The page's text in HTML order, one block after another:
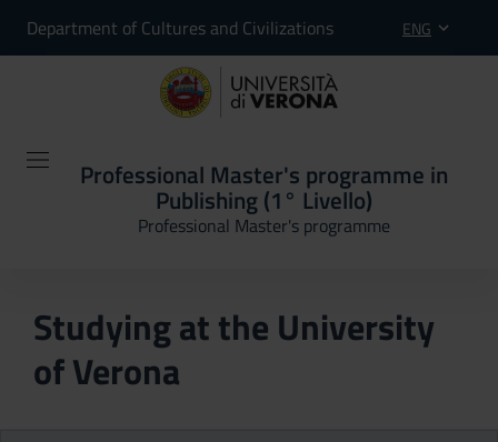
Department of Cultures and Civilizations ENG
Professional Master's programme in
Publishing (1° Livello)
Professional Master's programme
Studying at the University
of Verona